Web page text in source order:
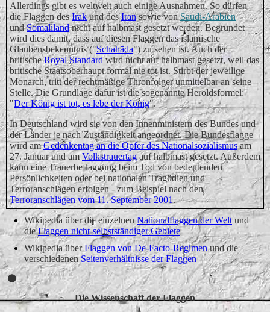
Allerdings gibt es weltweit auch einige Ausnahmen. So dürfen
die Flaggen desIrakund desIransowie vonSaudi-Arabien
undSomalilandnicht auf halbmast gesetzt werden. Begründet
wird dies damit, dass auf diesen Flaggen das islamische
Glaubensbekenntnis ("Schahāda") zu sehen ist. Auch der
britischeRoyal Standardwird nicht auf halbmast gesetzt, weil das
britische Staatsoberhaupt formal nie tot ist. Stirbt der jeweilige
Monarch, tritt der rechtmäßige Thronfolger unmittelbar an seine
Stelle. Die Grundlage dafür ist die sogenannte Heroldsformel:
"Der König ist tot, es lebe der König".
In Deutschland wird sie von den Innenministern des Bundes und
der Länder je nach Zuständigkeit angeordnet. Die Bundesflagge
wird amGedenkentag an die Opfer des Nationalsozialismusam
27. Januar und amVolkstrauertagauf halbmast gesetzt. Außerdem
kann eine Trauerbeflaggung beim Tod von bedeutenden
Persönlichkeiten oder bei nationalen Tragödien und
Terroranschlägen erfolgen - zum Beispiel nach den
Terroranschlägen vom 11. September 2001.
Wikipedia über die einzelnenNationalflaggen der Weltund
dieFlaggen nicht-selbstständiger Gebiete
Wikipedia überFlaggen von De-Facto-Regimenund die
verschiedenenSeitenverhältnisse der Flaggen
Die Wissenschaft der Flaggen